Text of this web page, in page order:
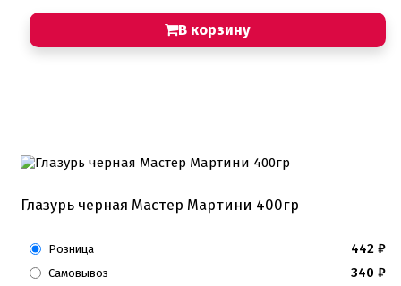
В корзину
Глазурь черная Мастер Мартини 400гр
Розница 442 ₽
Самовывоз 340 ₽